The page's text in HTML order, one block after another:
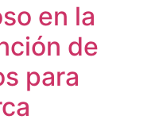
en la
de
para